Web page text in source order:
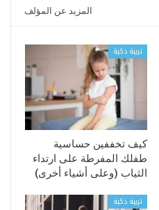
المزيد عن المؤلف
تربية ذكية
كيف تخففين حساسية
طفلك المفرطة على ارتداء
الثياب (وعلى أشياء أخرى)
تربية ذكية